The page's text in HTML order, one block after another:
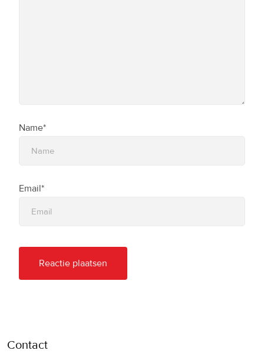
Name*
Email*
Contact